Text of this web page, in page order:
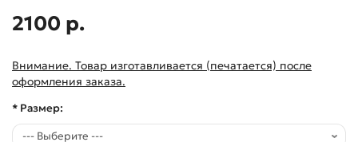
2100 р.
Внимание. Товар изготавливается (печатается) после
оформления заказа.
* Размер: